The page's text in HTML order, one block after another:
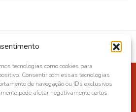
tecnologias como cookies para
Consentir com essas tecnologias
de navegação ou IDs exclusivos
pode afetar negativamente certos